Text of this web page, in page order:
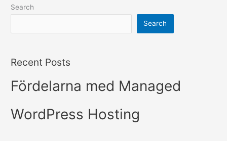
Search
Search
Recent Posts
Fördelarna med Managed
WordPress Hosting